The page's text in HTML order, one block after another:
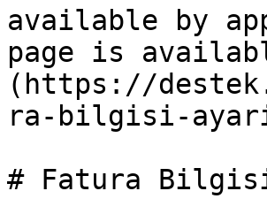
available by
page is
(https://
ra-bilgisi-
# Fatura